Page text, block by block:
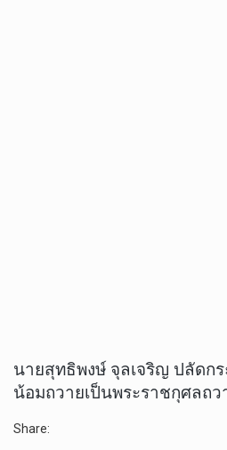
นายสุทธิพงษ์ จุลเจริญ ปลัดก
น้อมถวายเป็นพระราชกุศลถ
Share: